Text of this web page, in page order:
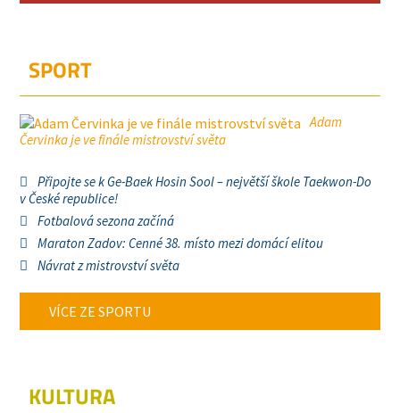
SPORT
Adam
Červinka je ve finále mistrovství světa
Připojte se k Ge-Baek Hosin Sool – největší škole Taekwon-Do
v České republice!
Fotbalová sezona začíná
Maraton Zadov: Cenné 38. místo mezi domácí elitou
Návrat z mistrovství světa
VÍCE ZE SPORTU
KULTURA